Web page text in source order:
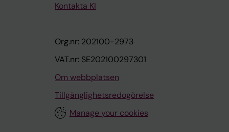
Kontakta KI
Org.nr: 202100-2973
VAT.nr: SE202100297301
Om webbplatsen
Tillgänglighetsredogörelse
Manage your cookies